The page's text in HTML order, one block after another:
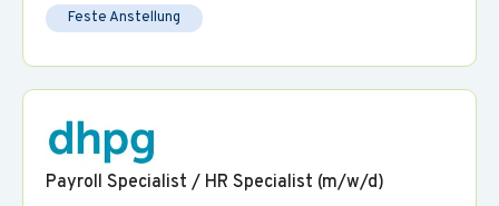
Feste Anstellung
Payroll Specialist / HR Specialist (m/w/d)